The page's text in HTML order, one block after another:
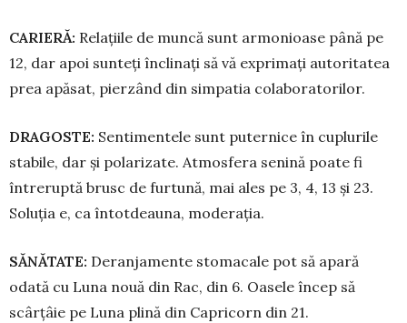
CARIERĂ: Relațiile de muncă sunt armonioase până pe
12, dar apoi sunteți înclinați să vă expri­mați autoritatea
prea apăsat, pierzând din simpatia colaboratorilor.
DRAGOSTE: Sentimentele sunt puternice în cuplurile
stabile, dar și polarizate. Atmosfera seni­nă poate fi
întreruptă brusc de furtună, mai ales pe 3, 4, 13 și 23.
Soluția e, ca întotdeauna, moderația.
SĂNĂTATE: Deranjamente stomacale pot să apară
odată cu Luna nouă din Rac, din 6. Oasele încep să
scârțâie pe Luna plină din Capricorn din 21.